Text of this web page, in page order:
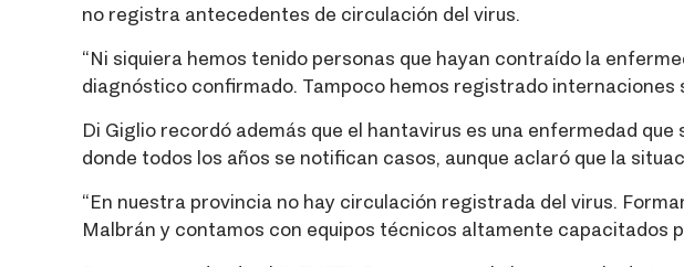
no registra antecedentes de circulación del virus.
“Ni siquiera hemos tenido personas que hayan contraído la
diagnóstico confirmado. Tampoco hemos registrado internaciones
Di Giglio recordó además que el hantavirus es una enfermedad
donde todos los años se notifican casos, aunque aclaró que la
“En nuestra provincia no hay circulación registrada del virus.
Malbrán y contamos con equipos técnicos altamente capacitados